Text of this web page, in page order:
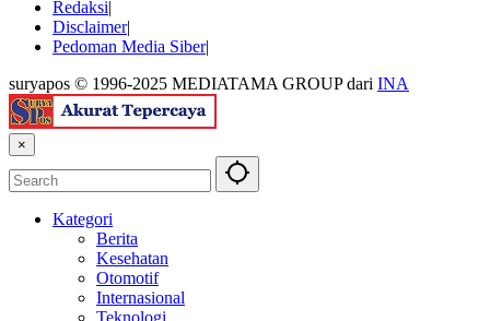
Redaksi
Disclaimer
Pedoman Media Siber
suryapos © 1996-2025 MEDIATAMA GROUP dari INA
×
Kategori
Berita
Kesehatan
Otomotif
Internasional